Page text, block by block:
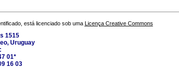
está licenciado sob uma Licença Creative Commons
1515
Uruguay
01*
16 03